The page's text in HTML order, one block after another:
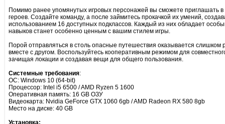
Помимо ранее упомянутых игровых персонажей вы сможете приглашать
героев. Создайте команду, а после займитесь прокачкой их умений,
использованием 16 доступных подклассов. Каждый из них обладает
навыков станет особенно ценным с вашим стилем игры.
Порой отправляться в столь опасные путешествия оказывается
вместе с другом. Воспользуйтесь кооперативным режимом для
зачищая локации и создавая вещи для общего пользования.
Системные требования:
ОС: Windows 10 (64-bit)
Процессор: Intel i5 6500 / AMD Ryzen 5 1600
Оперативная память: 16 GB ОЗУ
Видеокарта: Nvidia GeForce GTX 1060 6gb / AMD Radeon RX 580 8gb
Место на диске: 40 GB
Установка: